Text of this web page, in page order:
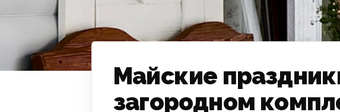
Майские
загородном